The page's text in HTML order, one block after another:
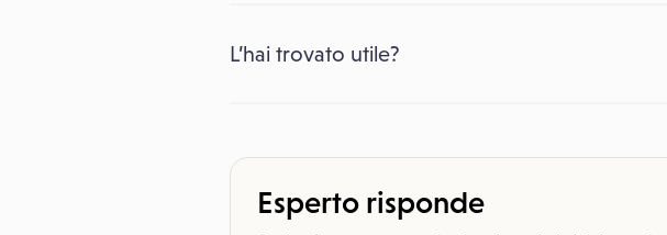
L’hai trovato utile?
Esperto risponde